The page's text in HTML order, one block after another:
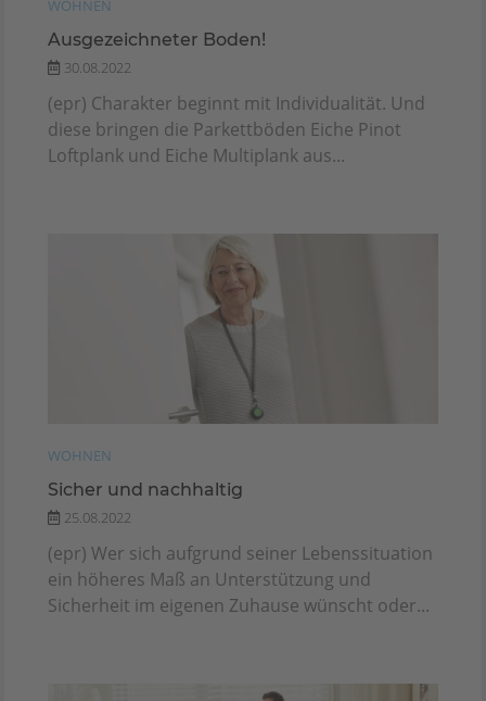
WOHNEN
Ausgezeichneter Boden!
30.08.2022
(epr) Charakter beginnt mit Individualität. Und
diese bringen die Parkettböden Eiche Pinot
Loftplank und Eiche Multiplank aus...
WOHNEN
Sicher und nachhaltig
25.08.2022
(epr) Wer sich aufgrund seiner Lebenssituation
ein höheres Maß an Unterstützung und
Sicherheit im eigenen Zuhause wünscht oder...